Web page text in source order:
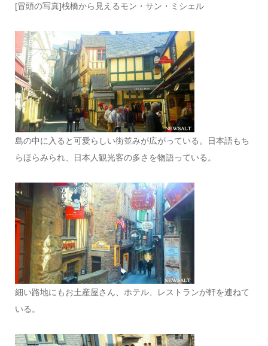
[冒頭の写真]桟橋から見えるモン・サン・ミシェル
島の中に入ると可愛らしい街並みが広がっている。日本語もち
らほらみられ、日本人観光客の多さを物語っている。
細い路地にもお土産屋さん、ホテル、レストランが軒を連ねて
いる。